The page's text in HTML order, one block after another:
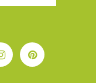
InstagramPinterest